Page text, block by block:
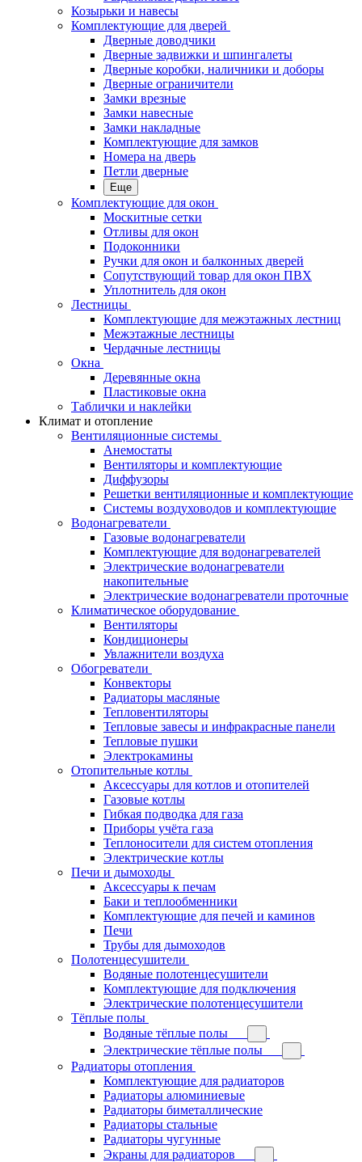
Козырьки и навесы
Комплектующие для дверей
Дверные доводчики
Дверные задвижки и шпингалеты
Дверные коробки, наличники и доборы
Дверные ограничители
Замки врезные
Замки навесные
Замки накладные
Комплектующие для замков
Номера на дверь
Петли дверные
Еще
Комплектующие для окон
Москитные сетки
Отливы для окон
Подоконники
Ручки для окон и балконных дверей
Сопутствующий товар для окон ПВХ
Уплотнитель для окон
Лестницы
Комплектующие для межэтажных лестниц
Межэтажные лестницы
Чердачные лестницы
Окна
Деревянные окна
Пластиковые окна
Таблички и наклейки
Климат и отопление
Вентиляционные системы
Анемостаты
Вентиляторы и комплектующие
Диффузоры
Решетки вентиляционные и комплектующие
Системы воздуховодов и комплектующие
Водонагреватели
Газовые водонагреватели
Комплектующие для водонагревателей
Электрические водонагреватели
накопительные
Электрические водонагреватели проточные
Климатическое оборудование
Вентиляторы
Кондиционеры
Увлажнители воздуха
Обогреватели
Конвекторы
Радиаторы масляные
Тепловентиляторы
Тепловые завесы и инфракрасные панели
Тепловые пушки
Электрокамины
Отопительные котлы
Аксессуары для котлов и отопителей
Газовые котлы
Гибкая подводка для газа
Приборы учёта газа
Теплоносители для систем отопления
Электрические котлы
Печи и дымоходы
Аксессуары к печам
Баки и теплообменники
Комплектующие для печей и каминов
Печи
Трубы для дымоходов
Полотенцесушители
Водяные полотенцесушители
Комплектующие для подключения
Электрические полотенцесушители
Тёплые полы
Водяные тёплые полы
Электрические тёплые полы
Радиаторы отопления
Комплектующие для радиаторов
Радиаторы алюминиевые
Радиаторы биметаллические
Радиаторы стальные
Радиаторы чугунные
Экраны для радиаторов